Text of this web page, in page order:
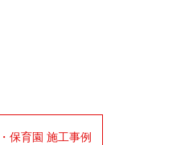
保育園 施工事例